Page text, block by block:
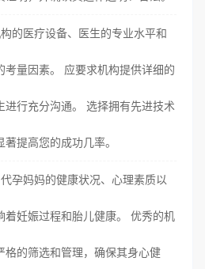
的医疗设备、医生的专业水平和
考量因素。 应要求机构提供详细的
进行充分沟通。 选择拥有先进技术
提高您的成功几率。
代孕妈妈的健康状况、心理素质以
着妊娠过程和胎儿健康。 优秀的机
格的筛选和管理，确保其身心健